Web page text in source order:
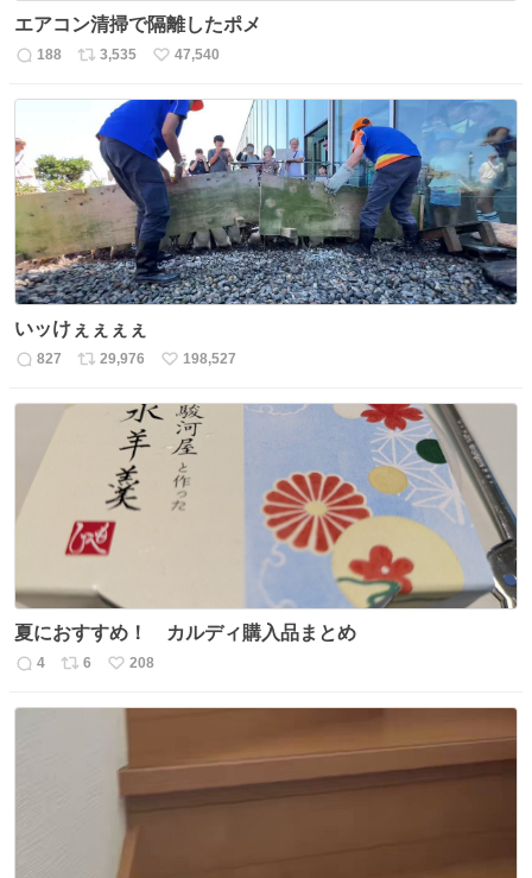
エアコン清掃で隔離したポメ
返
188
リ
数
3,535
い
ね
数
47,540
いッけぇぇぇぇ
返
827
リ
29,976
い
ね
数
198,527
夏におすすめ！ カルディ購入品まとめ
返
4
リ
6
い
208